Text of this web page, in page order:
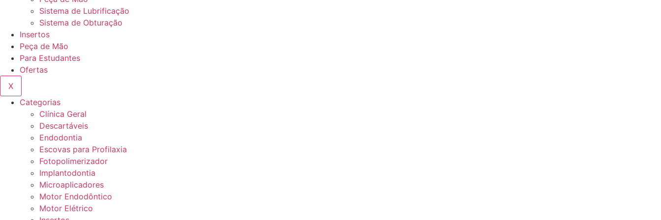
Sistema de Lubrificação
Sistema de Obturação
Insertos
Peça de Mão
Para Estudantes
Ofertas
X
Categorias
Clínica Geral
Descartáveis
Endodontia
Escovas para Profilaxia
Fotopolimerizador
Implantodontia
Microaplicadores
Motor Endodôntico
Motor Elétrico